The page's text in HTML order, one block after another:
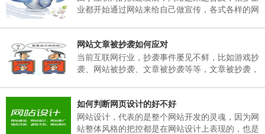
业都开始通过网站来给自己做宣传，各式各样的网
个专业的网络公司制作，那么，深圳网络公司哪家
好呢？
网站文章被抄袭如何应对
当前互联网行业，抄袭事件屡见不鲜，比如游戏抄
袭、网站被抄袭、文章被抄袭等等，文章被抄袭，
袭，我们该如何应对呢？
如何判断网页设计的好不好
网站设计，代表的是整个网站开发的灵魂，因为网
站整体风格的把控都是在网站设计上表现的，也是